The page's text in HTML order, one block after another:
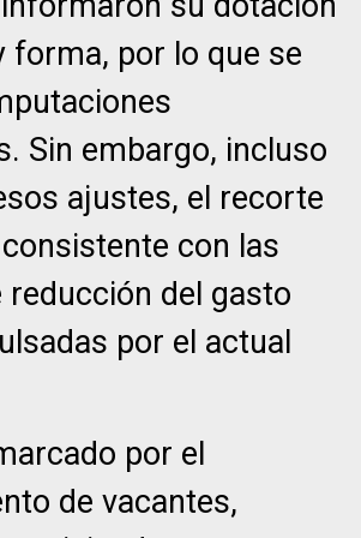
forma, por lo que se
Sin embargo, incluso
ajustes, el recorte
con las
reducción del gasto
por el actual
por el
de vacantes,